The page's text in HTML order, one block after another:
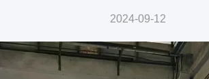
2024-09-12